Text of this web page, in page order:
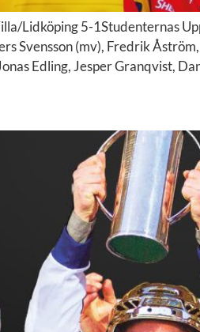
Lidköping 5-1Studenternas
Svensson (mv), Fredrik
Edling, Jesper Granqvist,